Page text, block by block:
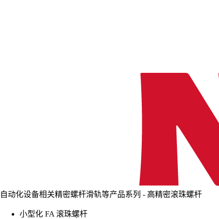
自动化设备相关精密螺杆滑轨等产品系列 - 高精密滚珠螺杆
小型化 FA 滚珠螺杆